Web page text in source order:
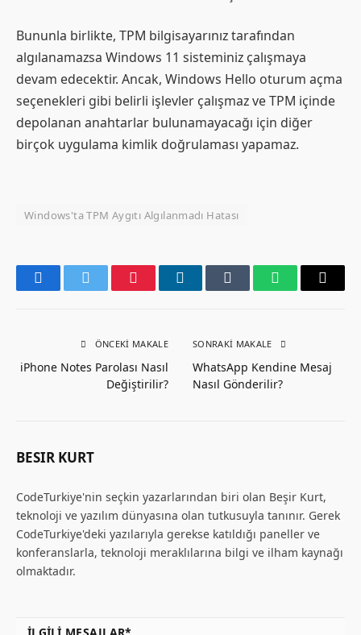
Bununla birlikte, TPM bilgisayarınız tarafından
algılanamazsa Windows 11 sisteminiz çalışmaya
devam edecektir. Ancak, Windows Hello oturum açma
seçenekleri gibi belirli işlevler çalışmaz ve TPM içinde
depolanan anahtarlar bulunamayacağı için diğer
birçok uygulama kimlik doğrulaması yapamaz.
Windows'ta TPM Aygıtı Algılanmadı Hatası
FacebookTwitter PinterestLinkedInTumblr WhatsAppEmail
ÖNCEKI MAKALE
iPhone Notes Parolası Nasıl
Değiştirilir?
SONRAKI MAKALE
WhatsApp Kendine Mesaj
Nasıl Gönderilir?
BESIR KURT
CodeTurkiye'nin seçkin yazarlarından biri olan Beşir Kurt,
teknoloji ve yazılım dünyasına olan tutkusuyla tanınır. Gerek
CodeTurkiye'deki yazılarıyla gerekse katıldığı paneller ve
konferanslarla, teknoloji meraklılarına bilgi ve ilham kaynağı
olmaktadır.